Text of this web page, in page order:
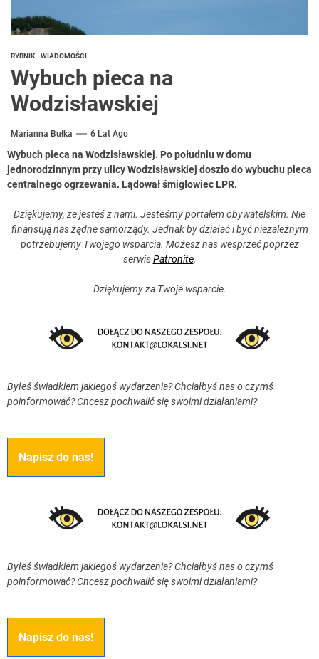
RYBNIK WIADOMOŚCI
Wybuch pieca na
Wodzisławskiej
Marianna Bułka 6 Lat Ago
Wybuch pieca na Wodzisławskiej. Po południu w domu
jednorodzinnym przy ulicy Wodzisławskiej doszło do wybuchu pieca
centralnego ogrzewania. Lądował śmigłowiec LPR.
Dziękujemy, że jesteś z nami. Jesteśmy portalem obywatelskim. Nie
finansują nas żądne samorządy. Jednak by działać i być niezależnym
potrzebujemy Twojego wsparcia. Możesz nas wesprzeć poprzez
serwisPatronite.
Dziękujemy za Twoje wsparcie.
Byłeś świadkiem jakiegoś wydarzenia? Chciałbyś nas o czymś
poinformować? Chcesz pochwalić się swoimi działaniami?
Napisz do nas!
Byłeś świadkiem jakiegoś wydarzenia? Chciałbyś nas o czymś
poinformować? Chcesz pochwalić się swoimi działaniami?
Napisz do nas!